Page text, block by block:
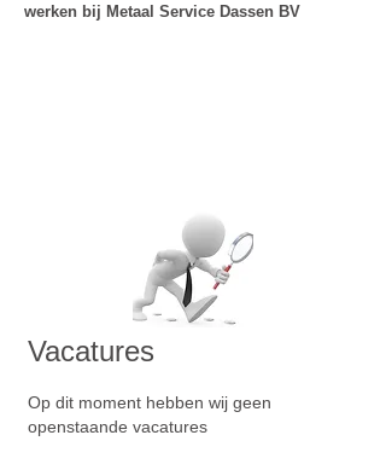
werken bij Metaal Service Dassen BV
Vacatures
Op dit moment hebben wij geen
openstaande vacatures